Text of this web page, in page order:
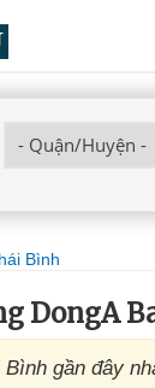
Bình
DongA
gần đây